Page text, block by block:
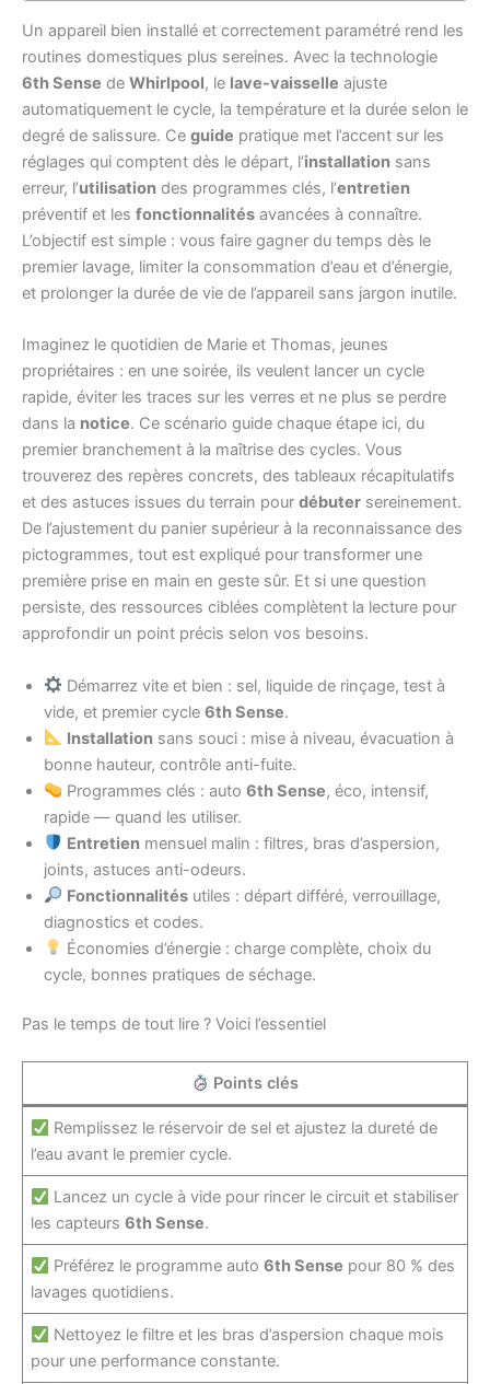
Un appareil bien installé et correctement paramétré rend les
routines domestiques plus sereines. Avec la technologie
6th Sense de Whirlpool, le lave-vaisselle ajuste
automatiquement le cycle, la température et la durée selon le
degré de salissure. Ce guide pratique met l’accent sur les
réglages qui comptent dès le départ, l’installation sans
erreur, l’utilisation des programmes clés, l’entretien
préventif et les fonctionnalités avancées à connaître.
L’objectif est simple : vous faire gagner du temps dès le
premier lavage, limiter la consommation d’eau et d’énergie,
et prolonger la durée de vie de l’appareil sans jargon inutile.
Imaginez le quotidien de Marie et Thomas, jeunes
propriétaires : en une soirée, ils veulent lancer un cycle
rapide, éviter les traces sur les verres et ne plus se perdre
dans la notice. Ce scénario guide chaque étape ici, du
premier branchement à la maîtrise des cycles. Vous
trouverez des repères concrets, des tableaux récapitulatifs
et des astuces issues du terrain pour débuter sereinement.
De l’ajustement du panier supérieur à la reconnaissance des
pictogrammes, tout est expliqué pour transformer une
première prise en main en geste sûr. Et si une question
persiste, des ressources ciblées complètent la lecture pour
approfondir un point précis selon vos besoins.
Démarrez vite et bien : sel, liquide de rinçage, test à
vide, et premier cycle 6th Sense.
Installationsans souci : mise à niveau, évacuation à
bonne hauteur, contrôle anti-fuite.
Programmes clés : auto 6th Sense, éco, intensif,
rapide — quand les utiliser.
Entretienmensuel malin : filtres, bras d’aspersion,
joints, astuces anti-odeurs.
Fonctionnalitésutiles : départ différé, verrouillage,
diagnostics et codes.
Économies d’énergie : charge complète, choix du
cycle, bonnes pratiques de séchage.
Pas le temps de tout lire ? Voici l’essentiel
Points clés
Remplissez le réservoir de sel et ajustez la dureté de
l’eau avant le premier cycle.
Lancez un cycle à vide pour rincer le circuit et stabiliser
les capteurs6th Sense.
Préférez le programme auto 6th Sense pour 80 % des
lavages quotidiens.
Nettoyez le filtre et les bras d’aspersion chaque mois
pour une performance constante.